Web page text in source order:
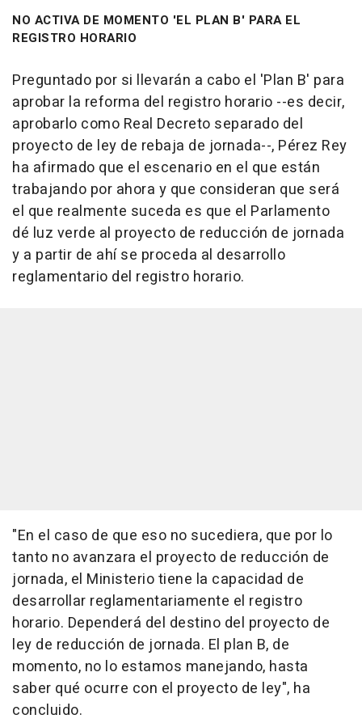
NO ACTIVA DE MOMENTO 'EL PLAN B' PARA EL
REGISTRO HORARIO
Preguntado por si llevarán a cabo el 'Plan B' para
aprobar la reforma del registro horario --es decir,
aprobarlo como Real Decreto separado del
proyecto de ley de rebaja de jornada--, Pérez Rey
ha afirmado que el escenario en el que están
trabajando por ahora y que consideran que será
el que realmente suceda es que el Parlamento
dé luz verde al proyecto de reducción de jornada
y a partir de ahí se proceda al desarrollo
reglamentario del registro horario.
"En el caso de que eso no sucediera, que por lo
tanto no avanzara el proyecto de reducción de
jornada, el Ministerio tiene la capacidad de
desarrollar reglamentariamente el registro
horario. Dependerá del destino del proyecto de
ley de reducción de jornada. El plan B, de
momento, no lo estamos manejando, hasta
saber qué ocurre con el proyecto de ley", ha
concluido.